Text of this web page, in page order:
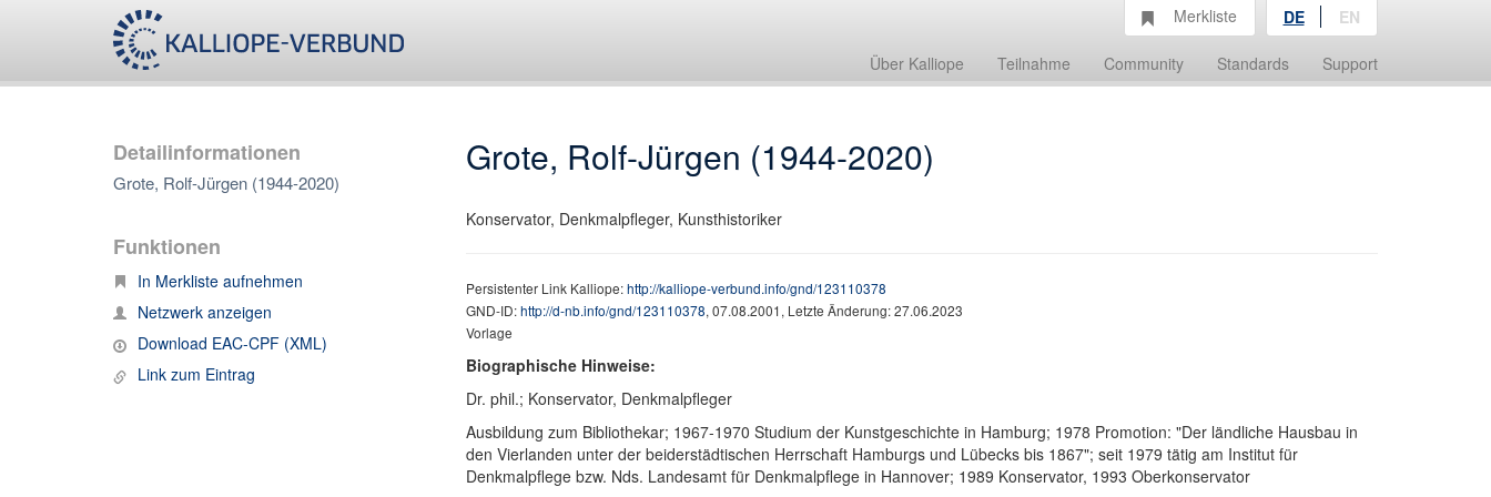
Über Kalliope Teilnahme Community Standards Support
Merkliste DE EN
Detailinformationen
Grote, Rolf-Jürgen (1944-2020)
Funktionen
In Merkliste aufnehmen
Netzwerk anzeigen
Download EAC-CPF (XML)
Link zum Eintrag
Grote, Rolf-Jürgen (1944-2020)
Konservator, Denkmalpfleger, Kunsthistoriker
Persistenter Link Kalliope:http://kalliope-verbund.info/gnd/123110378
GND-ID:http://d-nb.info/gnd/123110378, 07.08.2001, Letzte Änderung: 27.06.2023
Vorlage
Biographische Hinweise:
Dr. phil.; Konservator, Denkmalpfleger
Ausbildung zum Bibliothekar; 1967-1970 Studium der Kunstgeschichte in Hamburg; 1978 Promotion: "Der ländliche Hausbau in
den Vierlanden unter der beiderstädtischen Herrschaft Hamburgs und Lübecks bis 1867"; seit 1979 tätig am Institut für
Denkmalpflege bzw. Nds. Landesamt für Denkmalpflege in Hannover; 1989 Konservator, 1993 Oberkonservator